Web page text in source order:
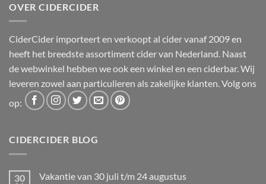
OVER CIDERCIDER
CiderCider importeert en verkoopt al cider vanaf 2009 en
heeft het breedste assortiment cider van Nederland. Naast
de webwinkel hebben we ook een winkel en een ciderbar. Wij
leveren zowel aan particulieren als zakelijke klanten. Volg ons
op:
CIDERCIDER BLOG
30 Vakantie van 30 juli t/m 24 augustus